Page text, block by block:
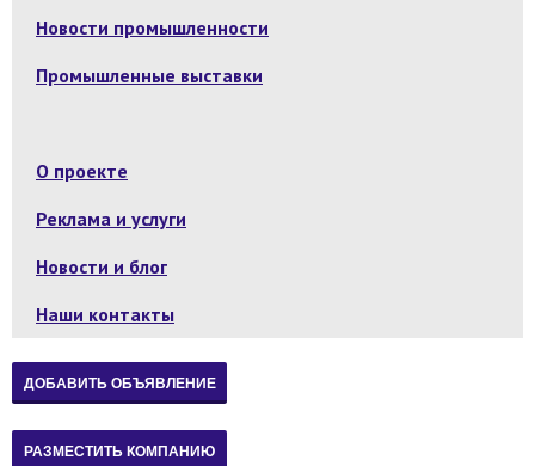
Новости промышленности
Промышленные выставки
О проекте
Реклама и услуги
Новости и блог
Наши контакты